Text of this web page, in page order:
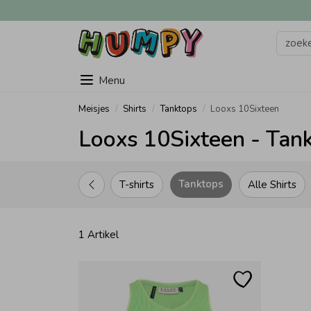
Menu
Meisjes Shirts Tanktops Looxs 10Sixteen
Looxs 10Sixteen -
Alle Shirts
T-shirts Tanktops
1 Artikel